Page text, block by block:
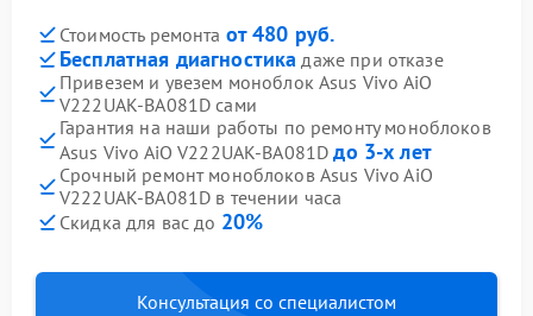
Стоимость ремонта от 480 руб.
Бесплатная диагностика даже при отказе
Привезем и увезем моноблок Asus Vivo AiO
V222UAK-BA081D сами
Гарантия на наши работы по ремонту моноблоков
Asus Vivo AiO V222UAK-BA081Dдо 3-х лет
Срочный ремонт моноблоков Asus Vivo AiO
V222UAK-BA081D в течении часа
Скидка для вас до 20%
Консультация со специалистом